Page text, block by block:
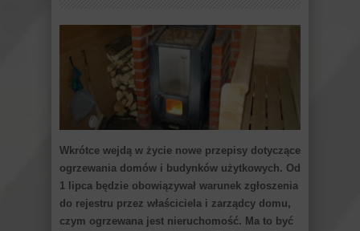
Wkrótce wejdą w życie nowe przepisy dotyczące
ogrzewania domów i budynków użytkowych. Od
1 lipca będzie obowiązywał warunek zgłoszenia
do rejestru przez właściciela i zarządcy domu,
czym ogrzewana jest nieruchomość. Ma to być